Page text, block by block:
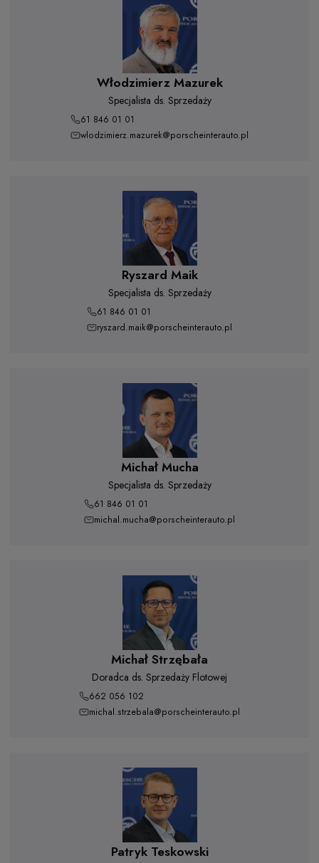
Włodzimierz Mazurek
Specjalista ds. Sprzedaży
61 846 01 01
wlodzimierz.mazurek@porscheinterauto.pl
Ryszard Maik
Specjalista ds. Sprzedaży
61 846 01 01
ryszard.maik@porscheinterauto.pl
Michał Mucha
Specjalista ds. Sprzedaży
61 846 01 01
michal.mucha@porscheinterauto.pl
Michał Strzębała
Doradca ds. Sprzedaży Flotowej
662 056 102
michal.strzebala@porscheinterauto.pl
Patryk Teskowski